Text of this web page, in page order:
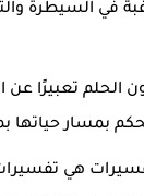
في السيطرة
الحلم تعبيرًا عن
بمسار حياتها
هي